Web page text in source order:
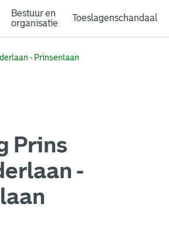
Bestuur en
organisatie
Toeslagenschandaal
- Prinsenlaan
Prins
-